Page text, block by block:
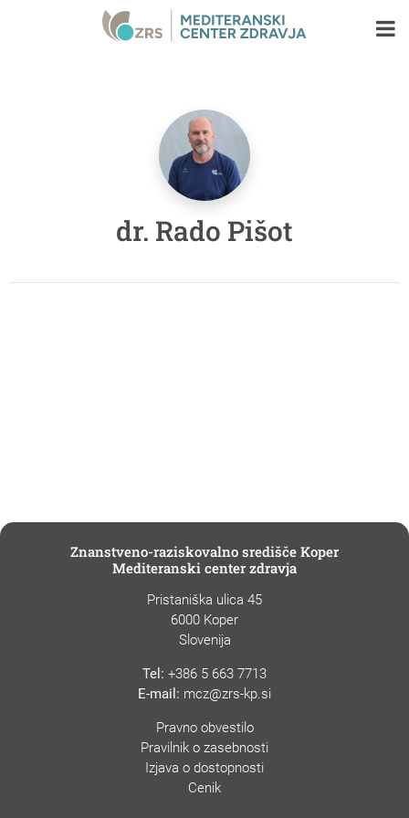
dr. Rado Pišot
Znanstveno-raziskovalno središče Koper
Mediteranski center zdravja
Pristaniška ulica 45
6000 Koper
Slovenija
Tel: +386 5 663 7713
E-mail: mcz@zrs-kp.si
Pravno obvestilo
Pravilnik o zasebnosti
Izjava o dostopnosti
Cenik